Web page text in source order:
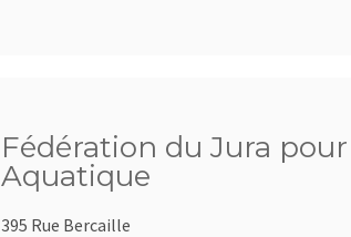
Fédération du Jura
Aquatique
395 Rue Bercaille